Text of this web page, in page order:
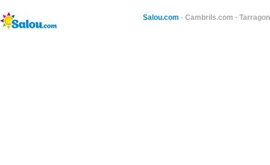
Salou.com · Cambrils.com ·